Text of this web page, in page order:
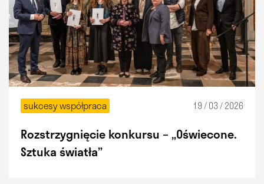
sukcesy współpraca 19 / 03 / 2026
Rozstrzygnięcie konkursu – „Oświecone.
Sztuka światła”